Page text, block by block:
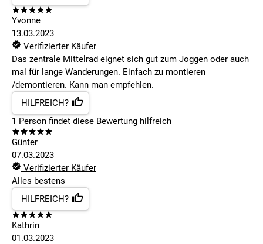
Yvonne
13.03.2023
Verifizierter Käufer
Das zentrale Mittelrad eignet sich gut zum Joggen oder auch
mal für lange Wanderungen. Einfach zu montieren
/demontieren. Kann man empfehlen.
HILFREICH?
1 Person findet diese Bewertung hilfreich
Günter
07.03.2023
Verifizierter Käufer
Alles bestens
HILFREICH?
Kathrin
01.03.2023